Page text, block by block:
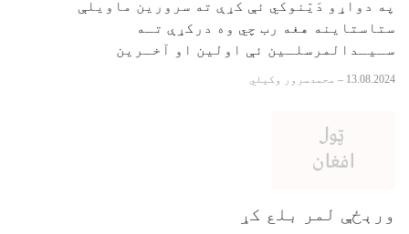
په دواړو دَیّنوکي ئې کړې ته سرورین ماویلې
ستاستاینه هغه رب چي وه درکړې تـه
سـیـدالمرسلـین ئې اولین او آخـرین
13.08.2024
– محمدسرور وکیلي
ورېځې لمر بلع کړ